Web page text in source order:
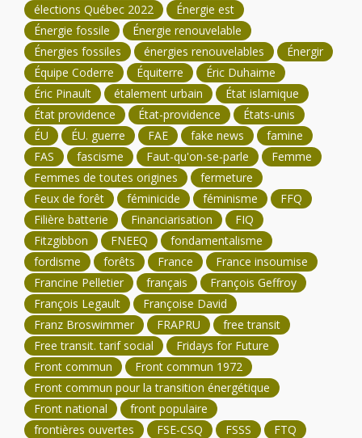
élections Québec 2022
Énergie est
Énergie fossile
Énergie renouvelable
Énergies fossiles
énergies renouvelables
Énergir
Équipe Coderre
Équiterre
Éric Duhaime
Éric Pinault
étalement urbain
État islamique
État providence
État-providence
États-unis
ÉU
ÉU. guerre FAE fake news
famine
FAS
fascisme Faut-qu'on-se-parle
Femme
Femmes de toutes origines
fermeture
Feux de forêt
féminicide féminisme
FFQ
Filière batterie
Financiarisation
FIQ
Fitzgibbon
FNEEQ
fondamentalisme
fordisme
forêts France
France insoumise
Francine Pelletier
français
François Geffroy
François Legault
Françoise David
Franz Broswimmer
FRAPRU
free transit
Free transit. tarif social
Fridays for Future
Front commun
Front commun 1972
Front commun pour la transition énergétique
Front national
front populaire
frontières ouvertes
FSE-CSQ FSSS
FTQ